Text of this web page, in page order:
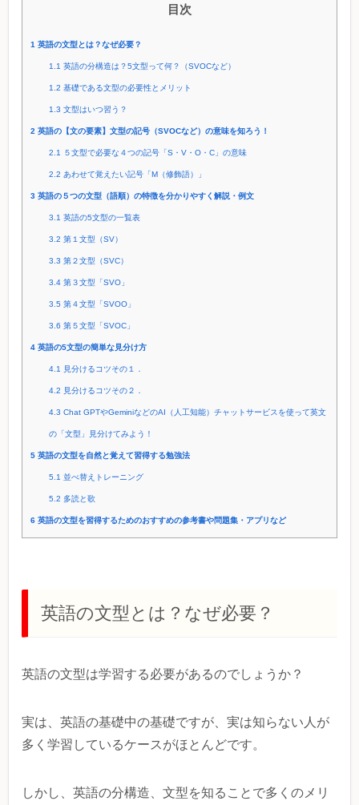
目次
1 英語の文型とは？なぜ必要？
1.1 英語の分構造は？5文型って何？（SVOCなど）
1.2 基礎である文型の必要性とメリット
1.3 文型はいつ習う？
2 英語の【文の要素】文型の記号（SVOCなど）の意味を知ろう！
2.1 ５文型で必要な４つの記号「S・V・O・C」の意味
2.2 あわせて覚えたい記号「M（修飾語）」
3 英語の５つの文型（語順）の特徴を分かりやすく解説・例文
3.1 英語の5文型の一覧表
3.2 第１文型（SV）
3.3 第２文型（SVC）
3.4第３文型「SVO」
3.5 第４文型「SVOO」
3.6 第５文型「SVOC」
4 英語の5文型の簡単な見分け方
4.1 見分けるコツその１．
4.2 見分けるコツその２．
4.3 Chat GPTやGeminiなどのAI（人工知能）チャットサービスを使って英文
の「文型」見分けてみよう！
5 英語の文型を自然と覚えて習得する勉強法
5.1 並べ替えトレーニング
5.2 多読と歌
6 英語の文型を習得するためのおすすめの参考書や問題集・アプリなど
英語の文型とは？なぜ必要？
英語の文型は学習する必要があるのでしょうか？
実は、英語の基礎中の基礎ですが、実は知らない人が
多く学習しているケースがほとんどです。
しかし、英語の分構造、文型を知ることで多くのメリ